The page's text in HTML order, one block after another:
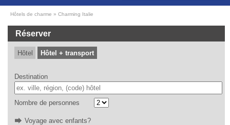
Hôtels de charme Charming Italie
Réserver
Hôtel Hôtel + transport
Destination
Nombre de personnes
Voyage avec enfants?